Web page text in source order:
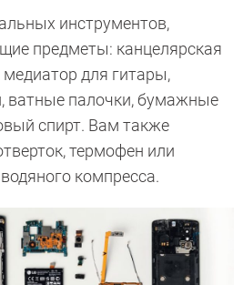
инструментов,
предметы: канцелярская
медиатор для гитары,
ватные палочки, бумажные
спирт. Вам также
термофен или
компресса.